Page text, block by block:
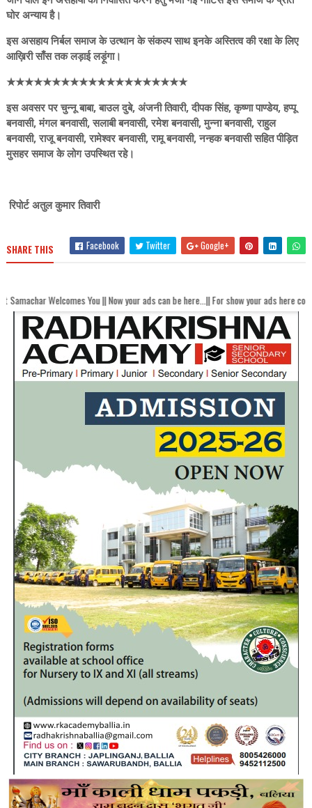
घोर अन्याय है।
इस असहाय निर्बल समाज के उत्थान के संकल्प साथ इनके अस्तित्व की रक्षा के लिए
आख़िरी साँस तक लड़ाई लड़ूंगा।
★★★★★★★★★★★★★★★★★★★★
इस अवसर पर चुन्नू बाबा, बाउल दुबे, अंजनी तिवारी, दीपक सिंह, कृष्णा पाण्डेय, हप्पू
बनवासी, मंगल बनवासी, सलाबी बनवासी, रमेश बनवासी, मुन्ना बनवासी, राहुल
बनवासी, राजू बनवासी, रामेश्वर बनवासी, रामू बनवासी, नन्हक बनवासी सहित पीड़ित
मुसहर समाज के लोग उपस्थित रहे।
रिपोर्ट अतुल कुमार तिवारी
SHARE THIS Facebook Twitter Google+
You || Now your ads can be here...|| For show your ads here contact